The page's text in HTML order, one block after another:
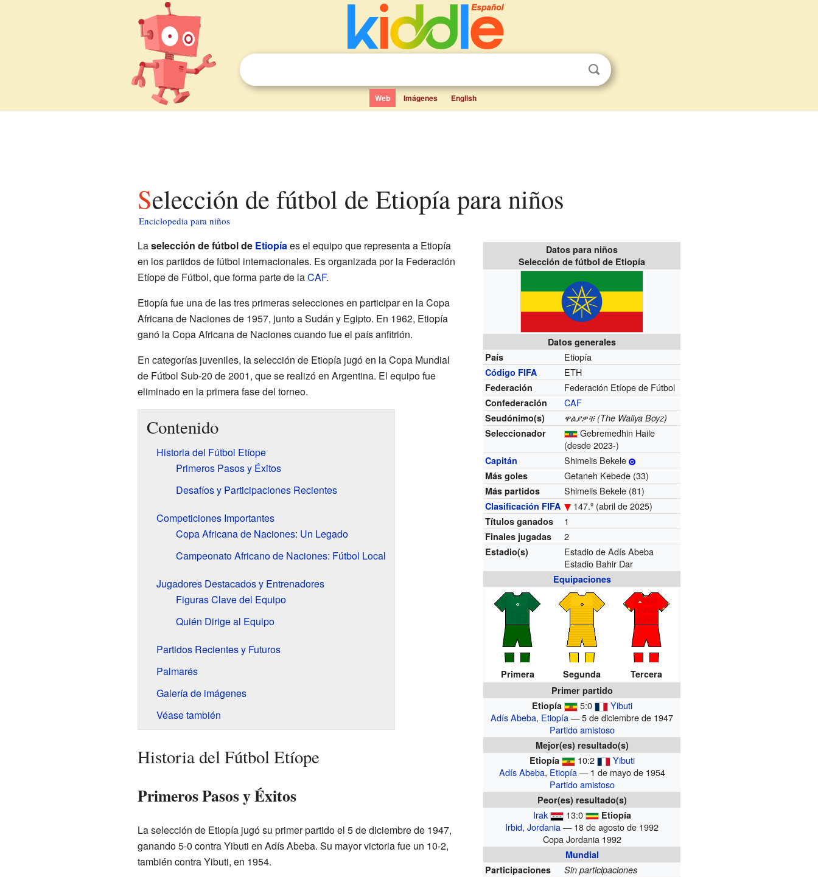
Web Imágenes English
Selección de fútbol de Etiopía para niños
Enciclopedia para niños
Datos para niños
Selección de fútbol de Etiopía
Datos generales
País
Etiopía
Código FIFA ETH
Federación Federación Etíope de Fútbol
Confederación CAF
Seudónimo(s)
ዋልያዎቹ (The Waliya Boyz)
Seleccionador
Gebremedhin Haile
(desde 2023-)
Capitán Shimelis Bekele
Más goles Getaneh Kebede (33)
Más partidos Shimelis Bekele (81)
Clasificación FIFA 147.º (abril de 2025)
Títulos ganados 1
Finales jugadas 2
Estadio(s)
Estadio de Adís Abeba
Estadio Bahir Dar
Equipaciones
Primera Segunda
Tercera
Primer partido
Etiopía
5:0
Yibuti
Adís Abeba, Etiopía— 5 de diciembre de 1947
Partido amistoso
Mejor(es) resultado(s)
Etiopía
10:2
Yibuti
Adís Abeba, Etiopía— 1 de mayo de 1954
Partido amistoso
Peor(es) resultado(s)
Irak 13:0 Etiopía
Irbid,Jordania— 18 de agosto de 1992
Copa Jordania 1992
Mundial
Participaciones
Sin participaciones
Laselección de fútbol de Etiopíaes el equipo que representa a Etiopía
en los partidos de fútbol internacionales. Es organizada por la Federación
Etíope de Fútbol, que forma parte de laCAF.
Etiopía fue una de las tres primeras selecciones en participar en la Copa
Africana de Naciones de 1957, junto a Sudán y Egipto. En 1962, Etiopía
ganó la Copa Africana de Naciones cuando fue el país anfitrión.
En categorías juveniles, la selección de Etiopía jugó en la Copa Mundial
de Fútbol Sub-20 de 2001, que se realizó en Argentina. El equipo fue
eliminado en la primera fase del torneo.
Contenido
Historia del Fútbol Etíope
Primeros Pasos y Éxitos
Desafíos y Participaciones Recientes
Competiciones Importantes
Copa Africana de Naciones: Un Legado
Campeonato Africano de Naciones: Fútbol Local
Jugadores Destacados y Entrenadores
Figuras Clave del Equipo
Quién Dirige al Equipo
Partidos Recientes y Futuros
Palmarés
Galería de imágenes
Véase también
Historia del Fútbol Etíope
Primeros Pasos y Éxitos
La selección de Etiopía jugó su primer partido el 5 de diciembre de 1947,
ganando 5-0 contra Yibuti en Adís Abeba. Su mayor victoria fue un 10-2,
también contra Yibuti, en 1954.